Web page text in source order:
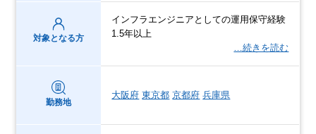
対象となる方
インフラエンジニアとしての運用保守経験
1.5年以上
…続きを読む
勤務地
大阪府 東京都 京都府 兵庫県